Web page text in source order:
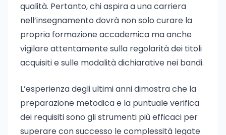
qualità. Pertanto, chi aspira a una carriera
nell’insegnamento dovrà non solo curare la
propria formazione accademica ma anche
vigilare attentamente sulla regolarità dei titoli
acquisiti e sulle modalità dichiarative nei bandi.
L’esperienza degli ultimi anni dimostra che la
preparazione metodica e la puntuale verifica
dei requisiti sono gli strumenti più efficaci per
superare con successo le complessità legate